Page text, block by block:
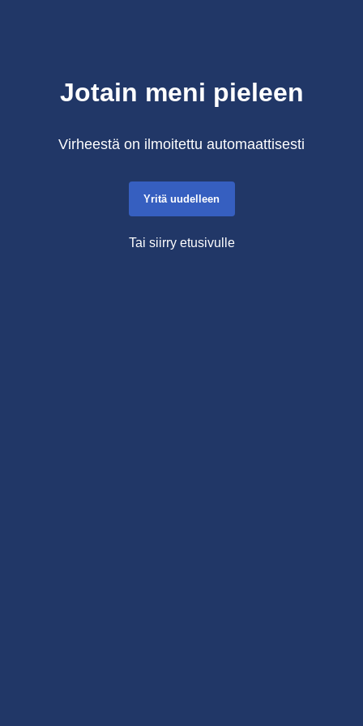
Jotain meni pieleen
Virheestä on ilmoitettu automaattisesti
Yritä uudelleen
Tai siirry etusivulle